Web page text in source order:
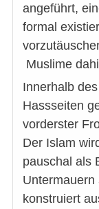
angeführt,
formal
Muslime
Innerhalb
Hassseiten
vorderster
Der Islam
pauschal als
konstruiert